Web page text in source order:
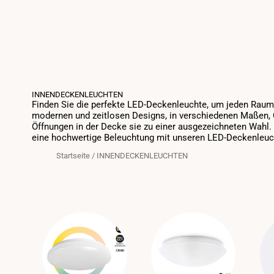
INNENDECKENLEUCHTEN
Finden Sie die perfekte LED-Deckenleuchte, um jeden
modernen und zeitlosen Designs, in verschiedenen
Öffnungen in der Decke sie zu einer ausgezeichneten
eine hochwertige Beleuchtung mit unseren LED-
Startseite / INNENDECKENLEUCHTEN